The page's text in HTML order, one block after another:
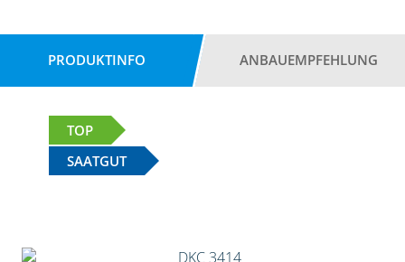
PRODUKTINFO ANBAUEMPFEHLUNG
TOP
SAATGUT